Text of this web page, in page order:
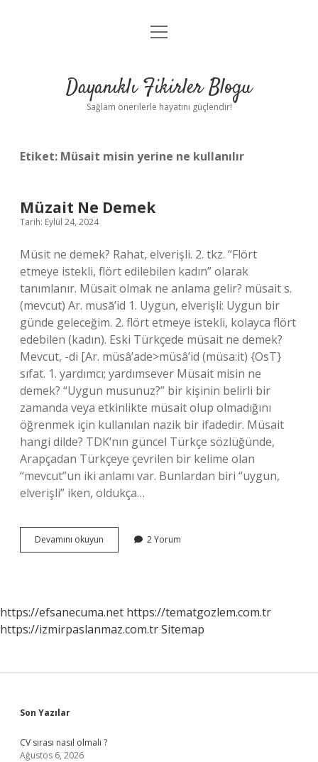
Anasayfa
Yasal Uyarı
menüyü
Dayanıklı Fikirler Blogu
Sağlam önerilerle hayatını güçlendir!
Etiket: Müsait misin yerine ne kullanılır
Müzait Ne Demek
Tarih: Eylül 24, 2024
Müsit ne demek? Rahat, elverişli. 2. tkz. “Flört
etmeye istekli, flört edilebilen kadın” olarak
tanımlanır. Müsait olmak ne anlama gelir? müsait s.
(mevcut) Ar. musā’id 1. Uygun, elverişli: Uygun bir
günde geleceğim. 2. flört etmeye istekli, kolayca flört
edebilen (kadın). Eski Türkçede müsait ne demek?
Mevcut, -di [Ar. müsâ’ade>müsâ’id (müsa:it) {OsT}
sıfat. 1. yardımcı; yardımsever Müsait misin ne
demek? “Uygun musunuz?” bir kişinin belirli bir
zamanda veya etkinlikte müsait olup olmadığını
öğrenmek için kullanılan nazik bir ifadedir. Müsait
hangi dilde? TDK’nın güncel Türkçe sözlüğünde,
Arapçadan Türkçeye çevrilen bir kelime olan
“mevcut”un iki anlamı var. Bunlardan biri “uygun,
elverişli” iken, oldukça…
Devamını okuyun
Ne
2 Yorum
https://efsanecuma.net https://tematgozlem.com.tr
https://izmirpaslanmaz.com.trSitemap
Sidebar
Son Yazılar
CV sırası nasıl olmalı ?
Ağustos 6, 2026